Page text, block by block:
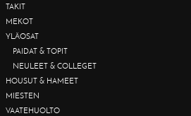
TAKIT
MEKOT
YLÄOSAT
PAIDAT & TOPIT
NEULEET & COLLEGET
HOUSUT & HAMEET
MIESTEN
VAATEHUOLTO